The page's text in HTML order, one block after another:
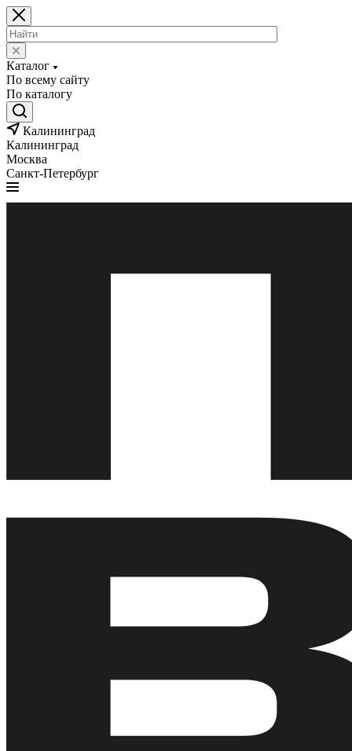
Каталог
По всему сайту
По каталогу
Калининград
Калининград
Москва
Санкт-Петербург